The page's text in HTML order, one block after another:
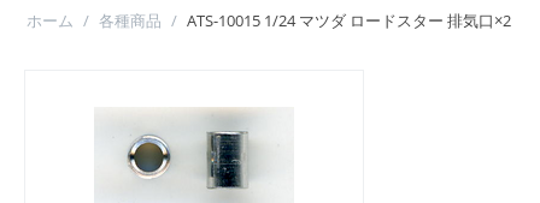
ホーム / 各種商品 / ATS-10015 1/24 マツダ ロードスター 排気口×2